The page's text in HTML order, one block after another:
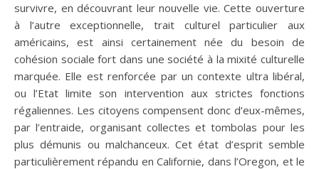
survivre, en découvrant leur nouvelle vie. Cette ouverture
à l’autre exceptionnelle, trait culturel particulier aux
américains, est ainsi certainement née du besoin de
cohésion sociale fort dans une société à la mixité culturelle
marquée. Elle est renforcée par un contexte ultra libéral,
ou l’Etat limite son intervention aux strictes fonctions
régaliennes. Les citoyens compensent donc d’eux-mêmes,
par l’entraide, organisant collectes et tombolas pour les
plus démunis ou malchanceux. Cet état d’esprit semble
particulièrement répandu en Californie, dans l’Oregon, et le